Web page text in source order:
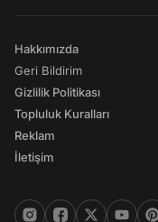
Hakkımızda
Geri Bildirim
Gizlilik Politikası
Topluluk Kuralları
Reklam
İletişim